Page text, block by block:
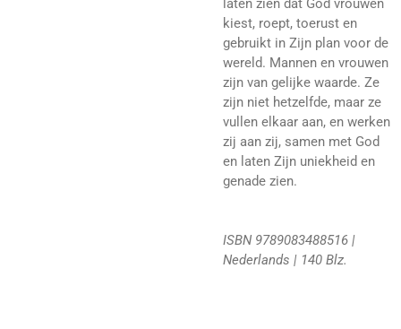
laten zien dat God vrouwen
kiest, roept, toerust en
gebruikt in Zijn plan voor de
wereld. Mannen en vrouwen
zijn van gelijke waarde. Ze
zijn niet hetzelfde, maar ze
vullen elkaar aan, en werken
zij aan zij, samen met God
en laten Zijn uniekheid en
genade zien.
ISBN 9789083488516 |
Nederlands | 140 Blz.